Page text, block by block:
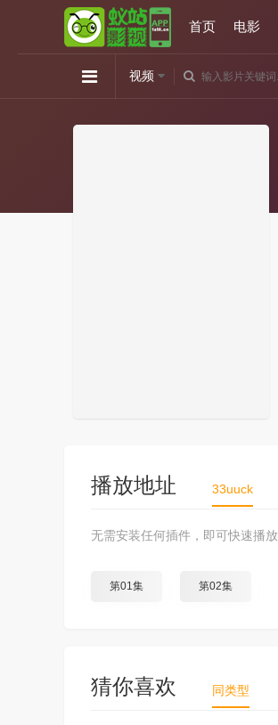
首页 电影
视频
播放地址 33uuck
无需安装任何插件，即可快速播放
第01集 第02集
猜你喜欢 同类型